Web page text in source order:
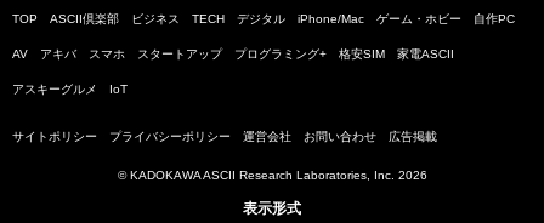
TOP ASCII倶楽部 ビジネス TECH デジタル iPhone/Mac ゲーム・ホビー 自作PC
AV アキバ スマホ スタートアップ プログラミング+ 格安SIM 家電ASCII
アスキーグルメ IoT
サイトポリシー プライバシーポリシー 運営会社 お問い合わせ 広告掲載
© KADOKAWA ASCII Research Laboratories, Inc. 2026
表示形式